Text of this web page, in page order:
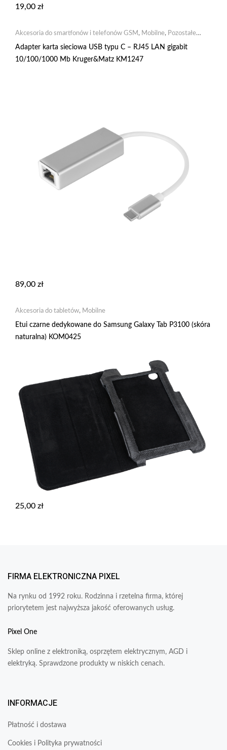
19,00 zł
Akcesoria do smartfonów i telefonów GSM , Mobilne, Pozostałe
akcesoria GSM
Adapter karta sieciowa USB typu C – RJ45 LAN gigabit
10/100/1000 Mb Kruger&Matz KM1247
89,00 zł
Akcesoria do tabletów, Mobilne
Etui czarne dedykowane do Samsung Galaxy Tab P3100 (skóra
naturalna) KOM0425
25,00 zł
FIRMA ELEKTRONICZNA PIXEL
Na rynku od 1992 roku. Rodzinna i rzetelna firma, której
priorytetem jest najwyższa jakość oferowanych usług.
Pixel One
Sklep online z elektroniką, osprzętem elektrycznym, AGD i
elektryką. Sprawdzone produkty w niskich cenach.
INFORMACJE
Płatność i dostawa
Cookies i Polityka prywatności